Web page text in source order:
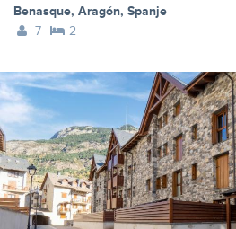
Benasque, Aragón, Spanje
7
2